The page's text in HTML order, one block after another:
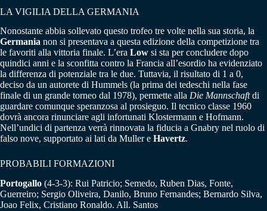
LA VIGILIA DELLA GERMANIA
Nonostante abbia sollevato questo trofeo tre volte nella sua storia, la
Germania non si presentava a questa edizione della competizione tra
le favoriti alla vittoria finale. L’era Low si sta per concludere dopo
quindici anni e la sconfitta contro la Francia all’esordio ha evidenziato
la differenza di potenziale tra le due. Tuttavia, il risultato di 1 a 0,
deciso da un autorete di Hummels (la prima dei tedeschi nella fase
finale di un grande torneo dal 1978), permette alla Die Mannschaftdi
guardare comunque speranzosa al prosieguo. Il tecnico classe 1960
dovrà ancora rinunciare agli infortunati Klostermann e Hofmann.
Nell’undici di partenza verrà rinnovata la fiducia a Gnabry nel ruolo di
falso nove, supportato ai lati da Muller e Havertz.
PROBABILI FORMAZIONI
Portogallo (4-3-3): Rui Patricio; Semedo, Ruben Dias, Fonte,
Guerreiro; Sergio Oliveira, Danilo, Bruno Fernandes; Bernardo Silva,
Joao Felix, Cristiano Ronaldo. All. Santos